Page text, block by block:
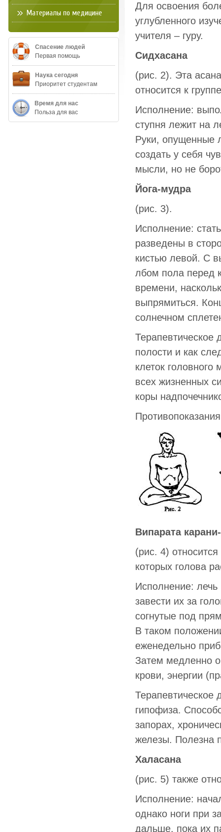
Для освоения
углубленного
учителя – гуру.
Сидхасана
(рис. 2). Эта
относится к
Исполнение:
ступня лежит на
Руки, опущенные
создать у себя
мысли, но не
Йога-мудра
(рис. 3).
Исполнение:
разведены в
кистью левой. С
лбом пола перед
времени,
выпрямиться.
солнечном
Терапевтическое
полости и как
клеток
всех жизненных
коры
Випарата
(рис. 4)
которых голова
Исполнение:
завести их за
согнутые под
В таком
еженедельно
Затем медленно
крови, энергии
Терапевтическое
гипофиза.
запорах,
железы. Полезна
Халасана
(рис. 5) также
Исполнение:
однако ноги при
дальше, пока их
Материалы по медицине
Спасение людей
Первая помощь
Наука сегодня
Приоритет студентам
Время для нас
Польза для вас